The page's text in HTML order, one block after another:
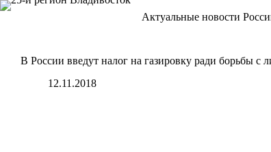
Перейти
Актуальные новости
В России введут налог на газировку ради борьбы с
12.11.2018